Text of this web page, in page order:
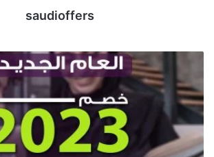
saudioffers